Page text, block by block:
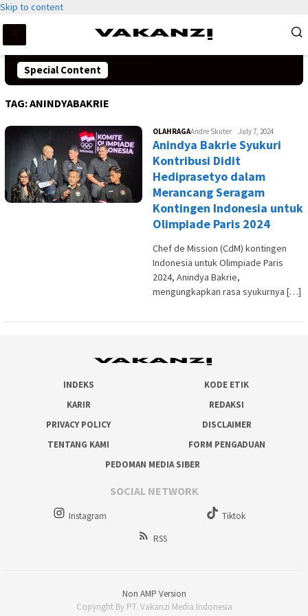
Skip to content
Special Content
TAG:ANINDYABAKRIE
OLAHRAGAAndre Skuter July 7, 2024
Anindya Bakrie Syukuri
Kontribusi Didit
Hediprasetyo dalam
Merancang Seragam
Kontingen Indonesia untuk
Olimpiade Paris 2024
Chef de Mission (CdM) kontingen
Indonesia untuk Olimpiade Paris
2024, Anindya Bakrie,
mengungkapkan rasa syukurnya […]
INDEKS
KODE ETIK
KARIR
REDAKSI
PRIVACY POLICY
DISCLAIMER
TENTANG KAMI
FORM PENGADUAN
PEDOMAN MEDIA SIBER
SOCIAL NETWORK
Instagram
Tiktok
RSS
Non AMP Version
Copyright By PT. Vakanzi Media Indonesia